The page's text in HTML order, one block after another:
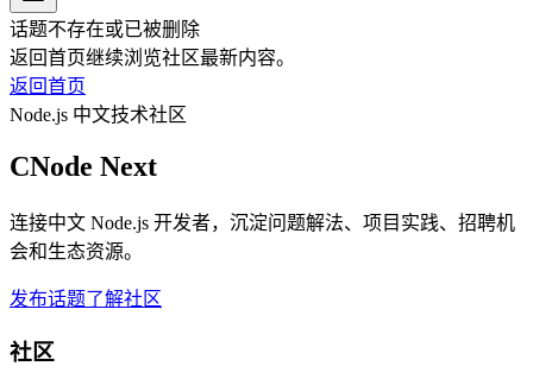
话题不存在或已被删除
返回首页继续浏览社区最新内容。
返回首页
Node.js 中文技术社区
CNode Next
连接中文 Node.js 开发者，沉淀问题解法、项目实践、招聘机
会和生态资源。
发布话题了解社区
社区